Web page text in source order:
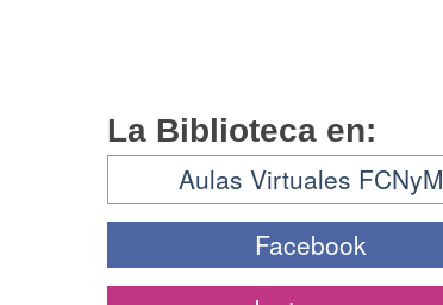
La Biblioteca en:
Aulas Virtuales FCNyM
Facebook